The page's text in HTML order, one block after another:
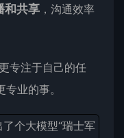
和共享 ，沟通效率
专注于自己的任
业的事。